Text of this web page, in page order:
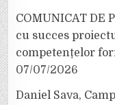
COMUNICAT DE
cu succes
competențelor
07/07/2026
Daniel Sava,